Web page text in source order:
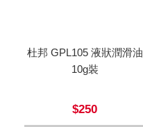
杜邦 GPL105 液狀潤滑油
10g裝
$250